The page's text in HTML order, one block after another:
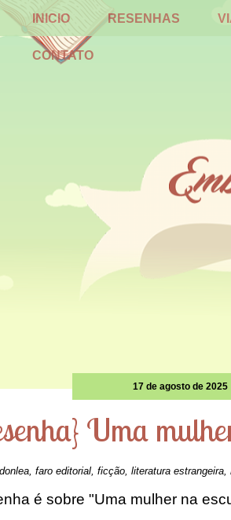
INICIO RESENHAS
CONTATO
17 de agosto de 2025
Uma
, faro editorial, ficção, literatura estrangeira,
é sobre "Uma mulher na